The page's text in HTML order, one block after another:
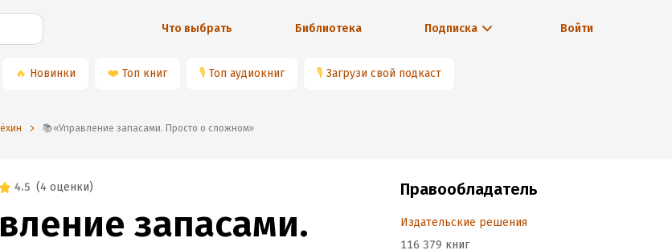
Что выбрать Библиотека Подписка Войти
🔥 Новинки ❤️ Топ книг 🎙 Топ аудиокниг 🎙 Загрузи свой подкаст
📚«Управление запасами. Просто о сложном»
4.5 (4 оценки)
запасами.
Правообладатель
Издательские решения
116 379 книг